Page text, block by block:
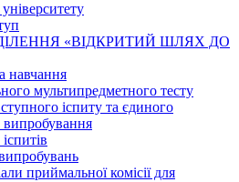
«ВІДКРИТИЙ ШЛЯХ ДО
навчання
мультипредметного тесту
іспиту та єдиного
випробування
приймальної комісії для